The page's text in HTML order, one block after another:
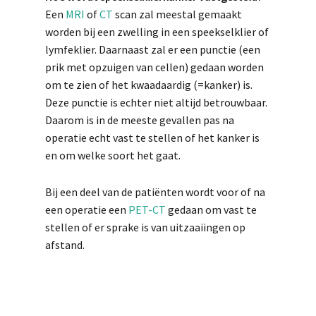
Een MRI ofCT scan zal meestal gemaakt
worden bij een zwelling in een speekselklier of
lymfeklier. Daarnaast zal er een punctie (een
prik met opzuigen van cellen) gedaan worden
om te zien of het kwaadaardig (=kanker) is.
Deze punctie is echter niet altijd betrouwbaar.
Daarom is in de meeste gevallen pas na
operatie echt vast te stellen of het kanker is
en om welke soort het gaat.
Bij een deel van de patiënten wordt voor of na
een operatie een PET-CT gedaan om vast te
stellen of er sprake is van uitzaaiingen op
afstand.